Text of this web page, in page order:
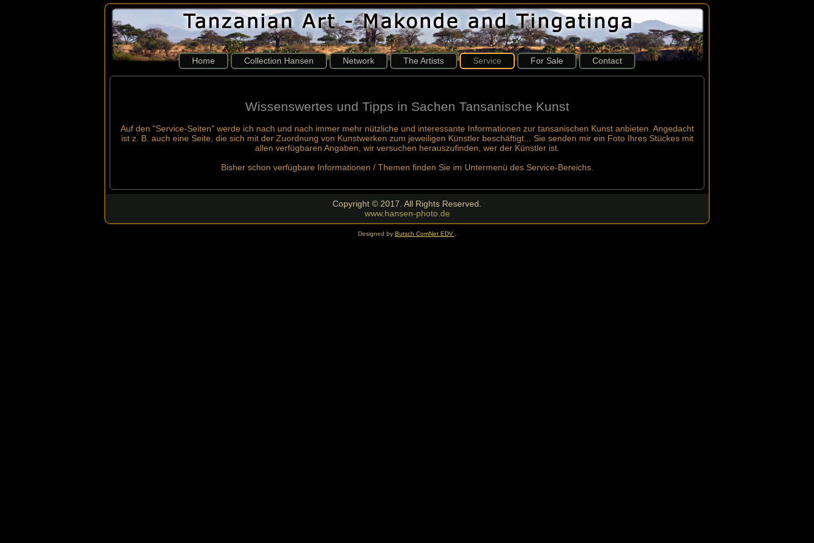
Home Collection Hansen Network The Artists Service For Sale Contact
Wissenswertes und Tipps in Sachen Tansanische Kunst
Auf den "Service-Seiten" werde ich nach und nach immer mehr nützliche und interessante Informationen zur tansanischen Kunst anbieten. Angedacht
ist z. B. auch eine Seite, die sich mit der Zuordnung von Kunstwerken zum jeweiligen Künstler beschäftigt... Sie senden mir ein Foto Ihres Stückes mit
allen verfügbaren Angaben, wir versuchen herauszufinden, wer der Künstler ist.
Bisher schon verfügbare Informationen / Themen finden Sie im Untermenü des Service-Bereichs.
Copyright © 2017. All Rights Reserved.
www.hansen-photo.de
Designed by Butsch ComNet EDV